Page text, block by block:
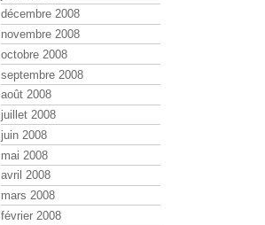
décembre 2008
novembre 2008
octobre 2008
septembre 2008
août 2008
juillet 2008
juin 2008
mai 2008
avril 2008
mars 2008
février 2008